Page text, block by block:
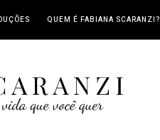
QUEM É FABIANA SCARANZI?